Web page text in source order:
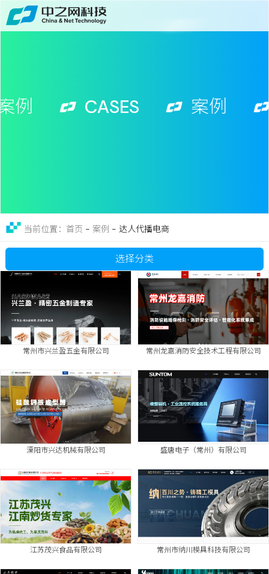
案例
CASES 案例
当前位置：首页 - 案例 - 达人代播电商
选择分类
常州市兴兰盈五金有限公司 常州龙嘉消防安全技术工程有限公司
溧阳市兴达机械有限公司 盛唐电子（常州）有限公司
江苏茂兴食品有限公司 常州市纳川模具科技有限公司